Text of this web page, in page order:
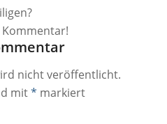
nicht veröffentlicht.
mit* markiert